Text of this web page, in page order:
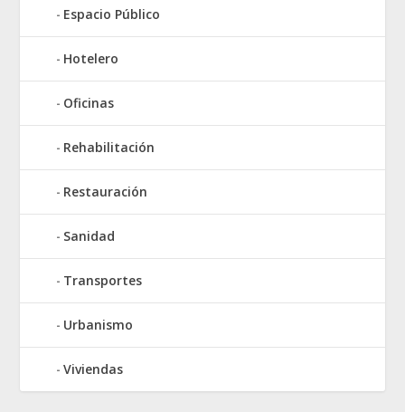
Espacio Público
Hotelero
Oficinas
Rehabilitación
Restauración
Sanidad
Transportes
Urbanismo
Viviendas